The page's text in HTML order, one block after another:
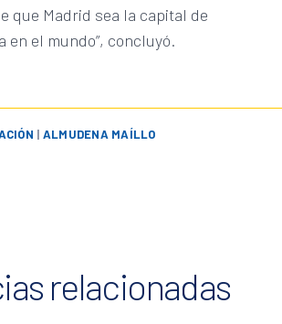
que Madrid sea la capital de
en el mundo”, concluyó.
| ALMUDENA MAÍLLO
relacionadas